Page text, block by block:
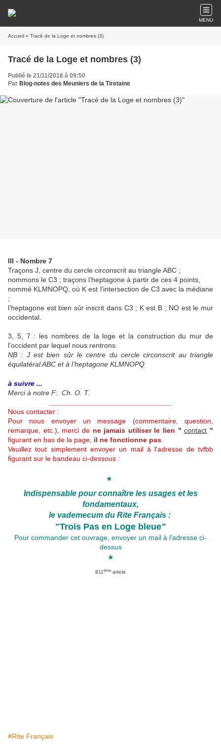
MENU
Accueil » Tracé de la Loge et nombres (3)
Tracé de la Loge et nombres (3)
Publié le 21/11/2018 à 09:50
Par Blog-notes des Meuniers de la Tiretaine
III - Nombre 7
Traçons J, centre du cercle circonscrit au triangle ABC ;
nommons le C3 ; traçons l’heptagone à partir de ces 4 points,
nommé KLMNOPQ, où K est l’intersection de C3 avec la médiane
;
l’heptagone est bien sûr inscrit dans C3 ; K est B ; NO est le mur
occidental.
3, 5, 7 : les nombres de la loge et la construction du mur de
l'occident par lequel nous rentrons.
NB : J est bien sûr le centre du cercle circonscrit au triangle
équilatéral ABC et à l’heptagone KLMNOPQ
à suivre ...
Merci à notre F:. Ch. O. T.
Nous contacter :
Pour nous envoyer un message (commentaire, question,
remarque, etc.), merci de ne jamais utiliser le lien " contact "
figurant en bas de la page, il ne fonctionne pas
Veuillez tout simplement envoyer un mail à l'adresse de tvfbb
figurant sur le bandeau ci-dessous :
*
Indispensable pour connaître les usages et les
fondamentaux,
le vademecum du Rite Français :
"Trois Pas en Loge bleue"
Pour commander cet ouvrage, envoyer un mail à l'adresse ci-
dessus
*
811 ème article
#Rite Français